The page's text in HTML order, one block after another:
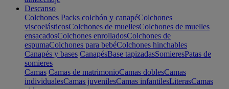
Descanso
Colchones Packs colchón y canapéColchones
viscoelásticosColchones de muellesColchones de muelles
ensacadosColchones enrolladosColchones de
espumaColchones para bebéColchones hinchables
Canapés y bases CanapésBase tapizadasSomieresPatas de
somieres
Camas Camas de matrimonioCamas doblesCamas
individualesCamas juvenilesCamas infantilesLiterasCamas